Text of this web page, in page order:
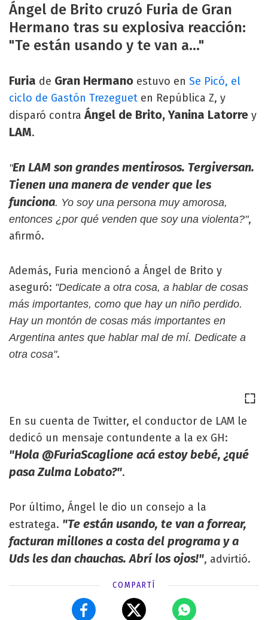
Ángel de Brito cruzó Furia de Gran
Hermano tras su explosiva reacción:
"Te están usando y te van a..."
Furia de Gran Hermano estuvo en Se Picó, el
ciclo de Gastón Trezeguet en República Z, y
disparó contra Ángel de Brito, Yanina Latorre y
LAM.
"En LAM son grandes mentirosos. Tergiversan.
Tienen una manera de vender que les
funciona. Yo soy una persona muy amorosa,
entonces ¿por qué venden que soy una violenta?",
afirmó.
Además, Furia mencionó a Ángel de Brito y
aseguró: "Dedicate a otra cosa, a hablar de cosas
más importantes, como que hay un niño perdido.
Hay un montón de cosas más importantes en
Argentina antes que hablar mal de mí. Dedicate a
otra cosa".
En su cuenta de Twitter, el conductor de LAM le
dedicó un mensaje contundente a la ex GH:
"Hola @FuriaScaglione acá estoy bebé, ¿qué
pasa Zulma Lobato?".
Por último, Ángel le dio un consejo a la
estratega. "Te están usando, te van a forrear,
facturan millones a costa del programa y a
Uds les dan chauchas. Abrí los ojos!", advirtió.
COMPARTÍ